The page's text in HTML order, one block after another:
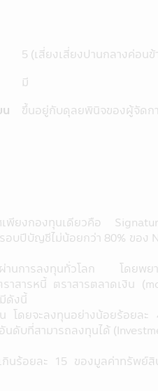
ข้อมูล โดยละเอียดก่อนตัดสินใจ
ยสินค้าต่างๆ รวมทั้งไม่รับรองค
.ร.บ. หลักทรัพย์และ
บริษัทจัดการจึงมิสามารถรับประ
มการ ก.ล.ต.
กเว้นค่าบริการ)
หรือหน่วยลงทุนชนิดเพื่อ
การยกเว้นรัษฎากร ลงวันที่ 10
วนสรุปข้อมูลสำคัญ ให้เข้าใจแล
เข้าใจก่อนซื้อหน่วยลงทุน
ย โอน จำนำ หรือนำไปเป็นหลัก
รวม) จะต้องปฏิบัติตามเงื่อนไข
นที่บริษัทจัดการได้จัดให้) มิฉะนั้นผู้
รที่เกิดขึ้นตลอดจนผู้ลงทุนจะต้อง
5 (เสี่ยงเสี่ยงปานกลางค่อนข้
มี
น
ขึ้นอยู่กับดุลยพินิจของผู้จัดก
ศเพียงกองทุนเดียวคือ
บปีบัญชีไม่น้อยกว่า 80% ของ
ผ่านการลงทุนทั่วโลก โดยพย
าสารหนี้ ตราสารตลาดเงิน
ดังนี้
โดยจะลงทุนอย่างน้อยร้อยละ
ดับที่สามารถลงทุนได้
กินร้อยละ 15 ของมูลค่าทรัพย์